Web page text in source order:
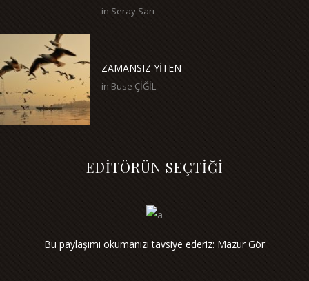
in Seray Sarı
ZAMANSIZ YİTEN
in Buse ÇİĞİL
EDİTÖRÜN SEÇTİĞİ
Bu paylaşımı okumanızı tavsiye ederiz: Mazur Gör